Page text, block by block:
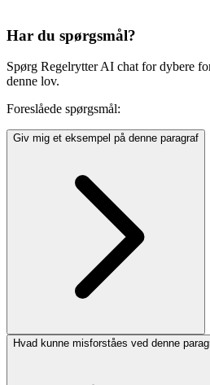
Har du spørgsmål?
Spørg Regelrytter AI chat for dybere
denne lov.
Foreslåede spørgsmål:
Giv mig et eksempel på denne paragraf
Hvad kunne misforståes ved denne